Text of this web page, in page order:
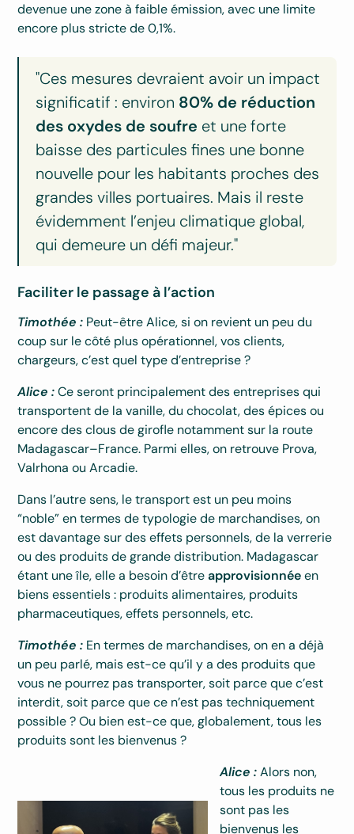
devenue une zone à faible émission, avec une limite
encore plus stricte de 0,1%.
"Ces mesures devraient avoir un impact
significatif : environ 80% de réduction
des oxydes de soufre et une forte
baisse des particules fines une bonne
nouvelle pour les habitants proches des
grandes villes portuaires. Mais il reste
évidemment l’enjeu climatique global,
qui demeure un défi majeur."
Faciliter le passage à l’action
Timothée : Peut-être Alice, si on revient un peu du
coup sur le côté plus opérationnel, vos clients,
chargeurs, c’est quel type d’entreprise ?
Alice :Ce seront principalement des entreprises qui
transportent de la vanille, du chocolat, des épices ou
encore des clous de girofle notamment sur la route
Madagascar–France. Parmi elles, on retrouve Prova,
Valrhona ou Arcadie.
Dans l’autre sens, le transport est un peu moins
“noble” en termes de typologie de marchandises, on
est davantage sur des effets personnels, de la verrerie
ou des produits de grande distribution. Madagascar
étant une île, elle a besoin d’êtreapprovisionnéeen
biens essentiels : produits alimentaires, produits
pharmaceutiques, effets personnels, etc.
Timothée : En termes de marchandises, on en a déjà
un peu parlé, mais est-ce qu’il y a des produits que
vous ne pourrez pas transporter, soit parce que c’est
interdit, soit parce que ce n’est pas techniquement
possible ? Ou bien est-ce que, globalement, tous les
produits sont les bienvenus ?
Alice :Alors non,
tous les produits ne
sont pas les
bienvenus les